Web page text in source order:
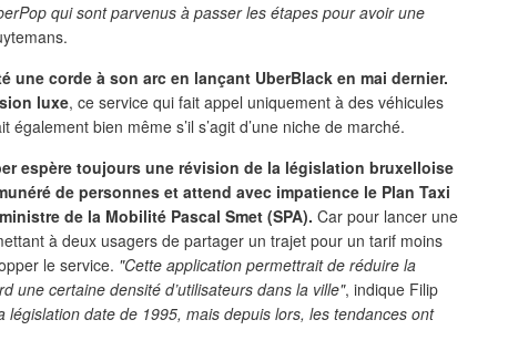
qui sont parvenus à passer les étapes pour avoir une
une corde à son arc en lançant UberBlack en mai dernier.
luxe, ce service qui fait appel uniquement à des véhicules
également bien même s’il s’agit d’une niche de marché.
espère toujours une révision de la législation bruxelloise
de personnes et attend avec impatience le Plan Taxi
de la Mobilité Pascal Smet (SPA). Car pour lancer une
à deux usagers de partager un trajet pour un tarif moins
le service. "Cette application permettrait de réduire la
une certaine densité d’utilisateurs dans la ville", indique Filip
législation date de 1995, mais depuis lors, les tendances ont